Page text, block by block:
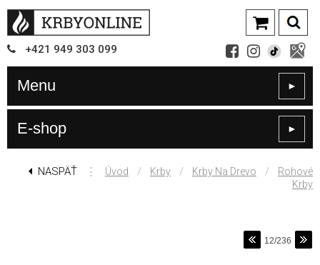
+421 949 303 099
Menu ►
E-shop ►
NASPÄŤ ⋮ Úvod / Krby / Krby Na Drevo /
Rohové
Krby
12/236